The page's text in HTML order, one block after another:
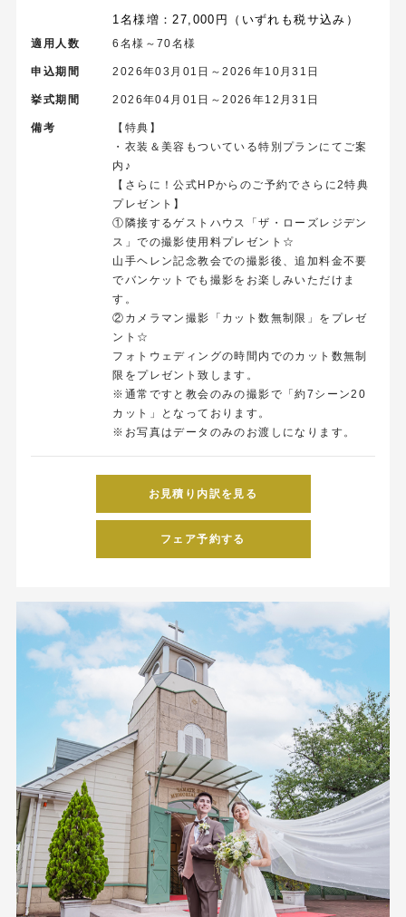
1名様増：27,000円（いずれも税サ込み）
適用人数 6名様～70名様
申込期間 2026年03月01日～2026年10月31日
挙式期間 2026年04月01日～2026年12月31日
備考
【特典】
・衣装＆美容もついている特別プランにてご案
内♪
【さらに！公式HPからのご予約でさらに2特典
プレゼント】
①隣接するゲストハウス「ザ・ローズレジデン
ス」での撮影使用料プレゼント☆
山手ヘレン記念教会での撮影後、追加料金不要
でバンケットでも撮影をお楽しみいただけま
す。
②カメラマン撮影「カット数無制限」をプレゼ
ント☆
フォトウェディングの時間内でのカット数無制
限をプレゼント致します。
※通常ですと教会のみの撮影で「約7シーン20
カット」となっております。
※お写真はデータのみのお渡しになります。
お見積り内訳を見る
フェア予約する